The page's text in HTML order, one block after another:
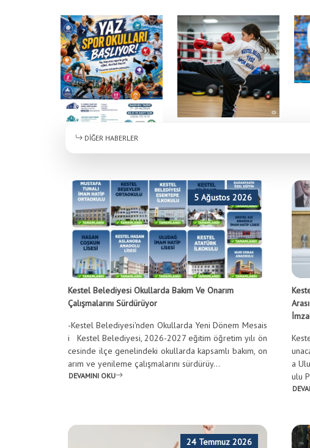
DİĞER HABERLER
5 Ağustos 2026
Kestel Belediyesi Okullarda Bakım Ve Onarım
Çalışmalarını Sürdürüyor
-Kestel Belediyesi'nden Okullarda Yeni Dönem Mesais
i Kestel Belediyesi, 2026-2027 eğitim öğretim yılı ön
cesinde ilçe genelindeki okullarda kapsamlı bakım, on
arım ve yenileme çalışmalarını sürdürüy...
DEVAMINI OKU
a
ulu
24 Temmuz 2026